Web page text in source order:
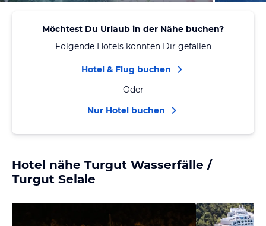
Möchtest Du Urlaub in der Nähe buchen?
Folgende Hotels könnten Dir gefallen
Hotel & Flug buchen
Oder
Nur Hotel buchen
Hotel nähe Turgut Wasserfälle /
Turgut Selale